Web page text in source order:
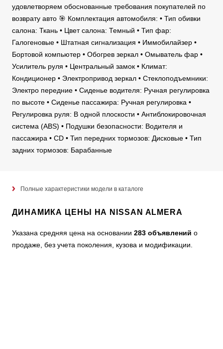
удовлетворяем обоснованные требования покупателей по
возврату авто 🎯 Комплектация автомобиля: • Тип обивки
салона: Ткань • Цвет салона: Темный • Тип фар:
Галогеновые • Штатная сигнализация • Иммобилайзер •
Бортовой компьютер • Обогрев зеркал • Омыватель фар •
Усилитель руля • Центральный замок • Климат:
Кондиционер • Электропривод зеркал • Стеклоподъемники:
Электро передние • Сиденье водителя: Ручная регулировка
по высоте • Сиденье пассажира: Ручная регулировка •
Регулировка руля: В одной плоскости • Антиблокировочная
система (ABS) • Подушки безопасности: Водителя и
пассажира • CD • Тип передних тормозов: Дисковые • Тип
задних тормозов: Барабанные
Полные характеристики модели в каталоге
ДИНАМИКА ЦЕНЫ НА NISSAN ALMERA
Указана средняя цена на основании 283 объявлений о
продаже, без учета поколения, кузова и модификации.